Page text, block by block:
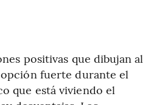
positivas que dibujan al
fuerte durante el
que está viviendo el